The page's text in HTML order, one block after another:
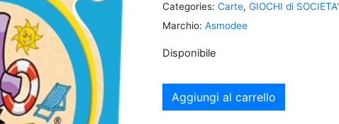
Categories: Carte, GIOCHI di SOCIETA'
Marchio: Asmodee
Disponibile
Aggiungi al carrello